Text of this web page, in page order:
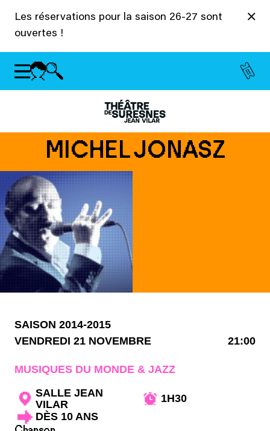
Les réservations pour la saison 26-27 sont
ouvertes !
MICHEL JONASZ
SAISON 2014-2015
VENDREDI 21 NOVEMBRE
21:00
MUSIQUES DU MONDE & JAZZ
SALLE JEAN
VILAR
1H30
DÈS 10 ANS